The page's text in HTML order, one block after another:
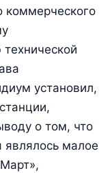
коммерческого
установил,
о том, что
являлось малое